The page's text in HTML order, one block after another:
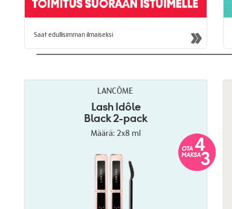
Saat edullisimman ilmaiseksi
LANCÔME
Lash Idôle
Black 2-pack
Määrä: 2x8 ml